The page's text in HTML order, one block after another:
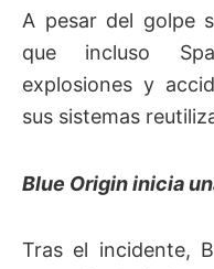
A pesar del golpe
que incluso
explosiones y
sus sistemas
Blue Origin inicia
Tras el incidente,